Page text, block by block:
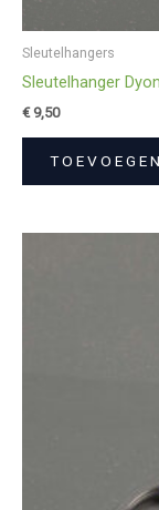
Sleutelhangers
Sleutelhanger
€9,50